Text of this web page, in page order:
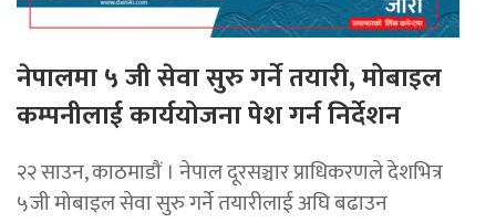
नेपालमा ५ जी सेवा सुरु गर्ने तयारी, मोबाइल
कम्पनीलाई कार्ययोजना पेश गर्न निर्देशन
२२ साउन, काठमाडाैं । नेपाल दूरसञ्चार प्राधिकरणले देशभित्र
५जी मोबाइल सेवा सुरु गर्ने तयारीलाई अघि बढाउन